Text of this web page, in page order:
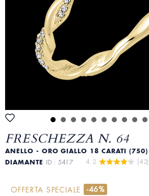
FRESCHEZZA N. 64
ANELLO - ORO GIALLO 18 CARATI
DIAMANTE ID : 5417 4.2 (42)
OFFERTA SPECIALE -46%